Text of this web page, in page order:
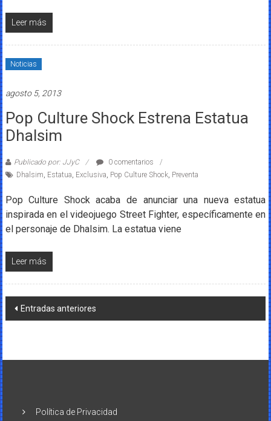
Leer más
Noticias
agosto 5, 2013
Pop Culture Shock Estrena Estatua
Dhalsim
Publicado por: JJyC
0 comentarios
Dhalsim, Estatua, Exclusiva, Pop Culture Shock, Preventa
Pop Culture Shock acaba de anunciar una nueva estatua
inspirada en el videojuego Street Fighter, específicamente en
el personaje de Dhalsim. La estatua viene
Leer más
Navegación
Entradas anteriores
Política de Privacidad